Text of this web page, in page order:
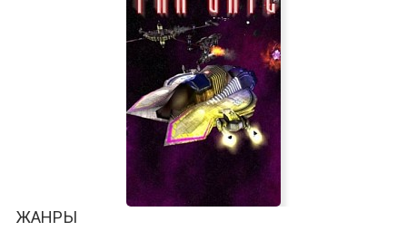
CyClones
ЖАНРЫ